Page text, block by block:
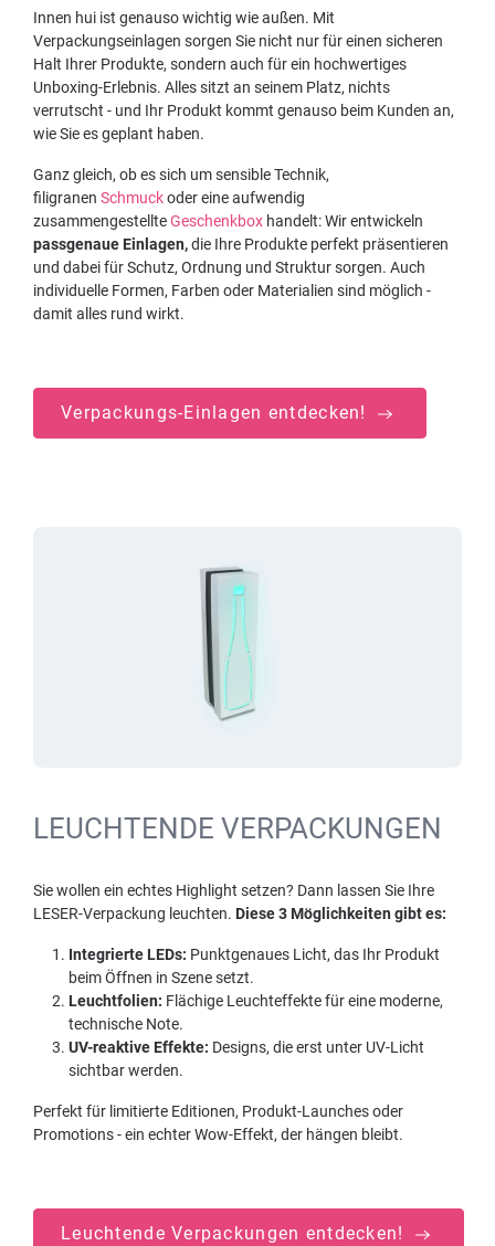
Innen hui ist genauso wichtig wie außen. Mit
Verpackungseinlagen sorgen Sie nicht nur für einen sicheren
Halt Ihrer Produkte, sondern auch für ein hochwertiges
Unboxing-Erlebnis. Alles sitzt an seinem Platz, nichts
verrutscht - und Ihr Produkt kommt genauso beim Kunden an,
wie Sie es geplant haben.
Ganz gleich, ob es sich um sensible Technik,
filigranen Schmuckoder eine aufwendig
zusammengestellteGeschenkbox handelt: Wir entwickeln
passgenaue Einlagen,die Ihre Produkte perfekt präsentieren
und dabei für Schutz, Ordnung und Struktur sorgen. Auch
individuelle Formen, Farben oder Materialien sind möglich -
damit alles rund wirkt.
Verpackungs-Einlagen entdecken!
LEUCHTENDE VERPACKUNGEN
Sie wollen ein echtes Highlight setzen? Dann lassen Sie Ihre
LESER-Verpackung leuchten. Diese 3 Möglichkeiten gibt es:
Integrierte LEDs: Punktgenaues Licht, das Ihr Produkt
beim Öffnen in Szene setzt.
Leuchtfolien: Flächige Leuchteffekte für eine moderne,
technische Note.
UV-reaktive Effekte: Designs, die erst unter UV-Licht
sichtbar werden.
Perfekt für limitierte Editionen, Produkt-Launches oder
Promotions - ein echter Wow-Effekt, der hängen bleibt.
Leuchtende Verpackungen entdecken!